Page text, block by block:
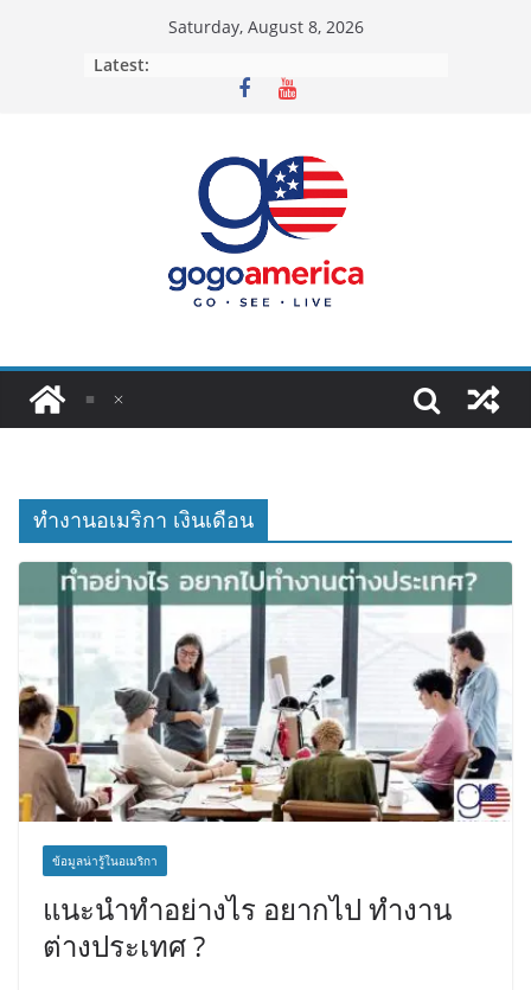
Saturday, August 8, 2026
Latest:
ทํางานอเมริกา เงินเดือน
ข้อมูลน่ารู้ในอเมริกา
แนะนำทำอย่างไร อยากไป ทำงาน
ต่างประเทศ ?